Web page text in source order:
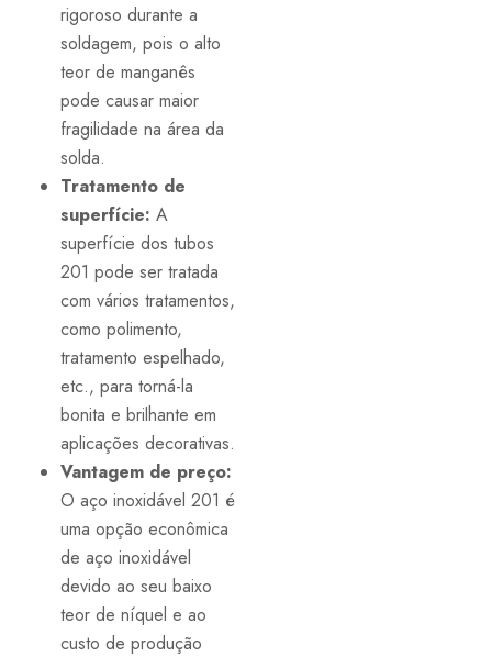
rigoroso durante a
soldagem, pois o alto
teor de manganês
pode causar maior
fragilidade na área da
solda.
Tratamento de
superfície: A
superfície dos tubos
201 pode ser tratada
com vários tratamentos,
como polimento,
tratamento espelhado,
etc., para torná-la
bonita e brilhante em
aplicações decorativas.
Vantagem de preço:
O aço inoxidável 201 é
uma opção econômica
de aço inoxidável
devido ao seu baixo
teor de níquel e ao
custo de produção